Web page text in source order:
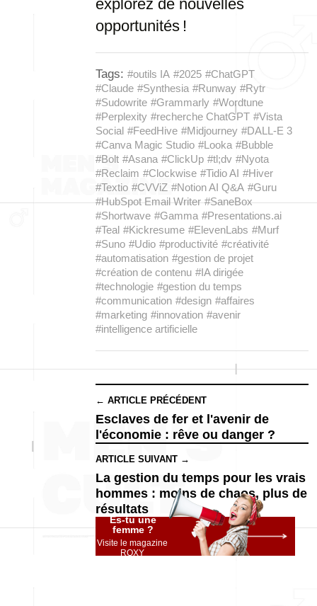
explorez de nouvelles
opportunités !
Tags: #outils IA #2025 #ChatGPT
#Claude #Synthesia #Runway #Rytr
#Sudowrite #Grammarly #Wordtune
#Perplexity #recherche ChatGPT #Vista
Social #FeedHive #Midjourney #DALL-E 3
#Canva Magic Studio #Looka #Bubble
#Bolt #Asana #ClickUp #tl;dv #Nyota
#Reclaim #Clockwise #Tidio AI #Hiver
#Textio #CVViZ #Notion AI Q&A #Guru
#HubSpot Email Writer #SaneBox
#Shortwave #Gamma #Presentations.ai
#Teal #Kickresume #ElevenLabs #Murf
#Suno #Udio #productivité #créativité
#automatisation #gestion de projet
#création de contenu #IA dirigée
#technologie #gestion du temps
#communication #design #affaires
#marketing #innovation #avenir
#intelligence artificielle
← ARTICLE PRÉCÉDENT
Esclaves de fer et l'avenir de
l'économie : rêve ou danger ?
ARTICLE SUIVANT →
La gestion du temps pour les vrais
hommes : moins de chaos, plus de
résultats
Es-tu une
femme ?
Visite le magazine
ROXY